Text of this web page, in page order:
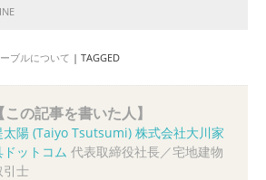
ブルについて | TAGGED
【この記事を書いた人】
太陽 (Taiyo Tsutsumi) 株式会社大川家
ドットコム 代表取締役社長／宅地建物
引士